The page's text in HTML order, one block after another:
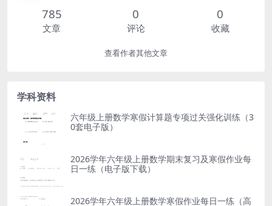
785
文章
0
评论
0
收藏
查看作者其他文章
学科资料
六年级上册数学寒假计算题专项过关强化训练（3
0套电子版）
2026学年六年级上册数学期末复习及寒假作业每
日一练（电子版下载）
2026学年六年级上册数学寒假作业每日一练（高